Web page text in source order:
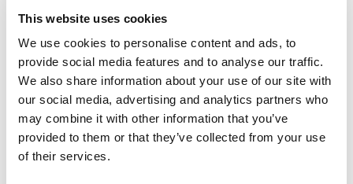
This website uses cookies
We use cookies to personalise content and ads, to
provide social media features and to analyse our traffic.
We also share information about your use of our site with
our social media, advertising and analytics partners who
may combine it with other information that you’ve
provided to them or that they’ve collected from your use
of their services.
Stappenplan